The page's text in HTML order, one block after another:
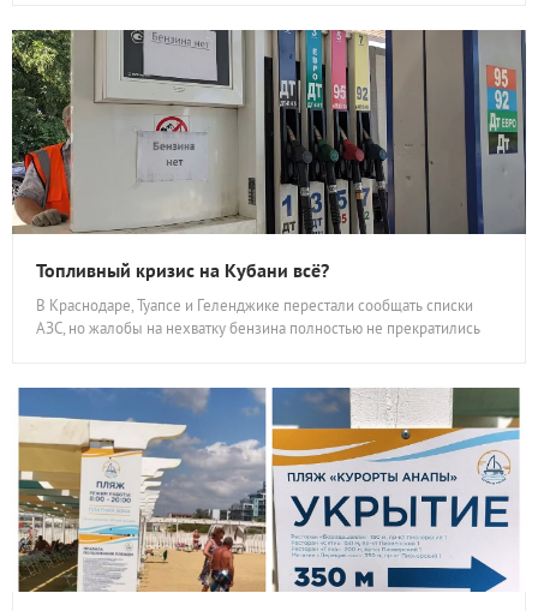
Топливный кризис на Кубани всё?
В Краснодаре, Туапсе и Геленджике перестали сообщать списки
АЗС, но жалобы на нехватку бензина полностью не прекратились